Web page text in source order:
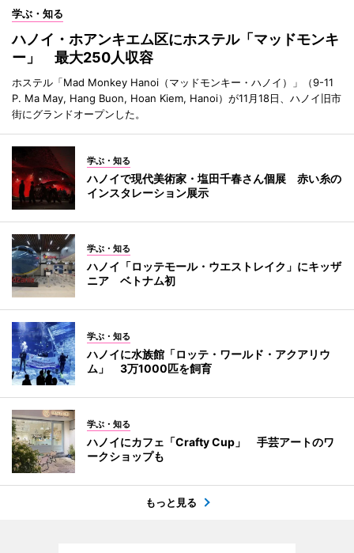
学ぶ・知る
ハノイ・ホアンキエム区にホステル「マッドモンキ
ー」 最大250人収容
ホステル「Mad Monkey Hanoi（マッドモンキー・ハノイ）」（9-11
P. Ma May, Hang Buon, Hoan Kiem, Hanoi）が11月18日、ハノイ旧市
街にグランドオープンした。
学ぶ・知る
ハノイで現代美術家・塩田千春さん個展 赤い糸の
インスタレーション展示
学ぶ・知る
ハノイ「ロッテモール・ウエストレイク」にキッザ
ニア ベトナム初
学ぶ・知る
ハノイに水族館「ロッテ・ワールド・アクアリウ
ム」 3万1000匹を飼育
学ぶ・知る
ハノイにカフェ「Crafty Cup」 手芸アートのワ
ークショップも
もっと見る